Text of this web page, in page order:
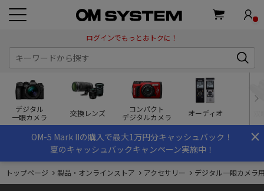
ログインでもっとおトクに！
デジタル
一眼カメラ
交換レンズ
コンパクト
デジタルカメラ
オーディオ
×
OM-5 Mark IIの購入で最大1万円分キャッシュバック！
夏のキャッシュバックキャンペーン実施中！
トップページ 製品・オンラインストア アクセサリー デジタル一眼カメラ